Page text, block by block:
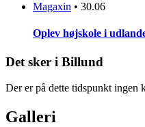
Magaxin • 30.06
Oplev højskole i
Det sker i Billund
Der er på dette tidspunkt ingen
Galleri